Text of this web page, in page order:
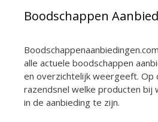
Boodschappen
alle actuele boodschappen
en overzichtelijk weergeeft. Op
razendsnel welke producten bij
in de aanbieding te zijn.